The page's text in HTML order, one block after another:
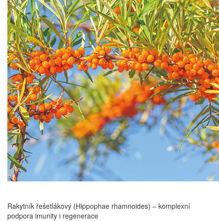
Rakytník řešetlákový (Hippophae rhamnoides) – komplexní
podpora imunity i regenerace